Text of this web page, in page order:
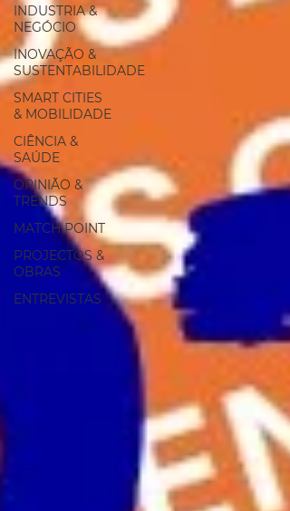
INDUSTRIA &
NEGÓCIO
INOVAÇÃO &
SUSTENTABILIDADE
SMART CITIES
& MOBILIDADE
CIÊNCIA &
SAÚDE
OPINIÃO &
TRENDS
MATCH POINT
PROJECTOS &
OBRAS
ENTREVISTAS